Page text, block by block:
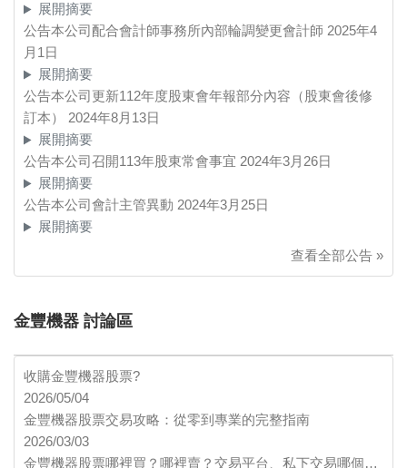
展開摘要
公告本公司配合會計師事務所內部輪調變更會計師 2025年4
月1日
展開摘要
公告本公司更新112年度股東會年報部分內容（股東會後修
訂本） 2024年8月13日
展開摘要
公告本公司召開113年股東常會事宜 2024年3月26日
展開摘要
公告本公司會計主管異動 2024年3月25日
展開摘要
查看全部公告 »
金豐機器 討論區
收購金豐機器股票?
2026/05/04
金豐機器股票交易攻略：從零到專業的完整指南
2026/03/03
金豐機器股票哪裡買？哪裡賣？交易平台、私下交易哪個…